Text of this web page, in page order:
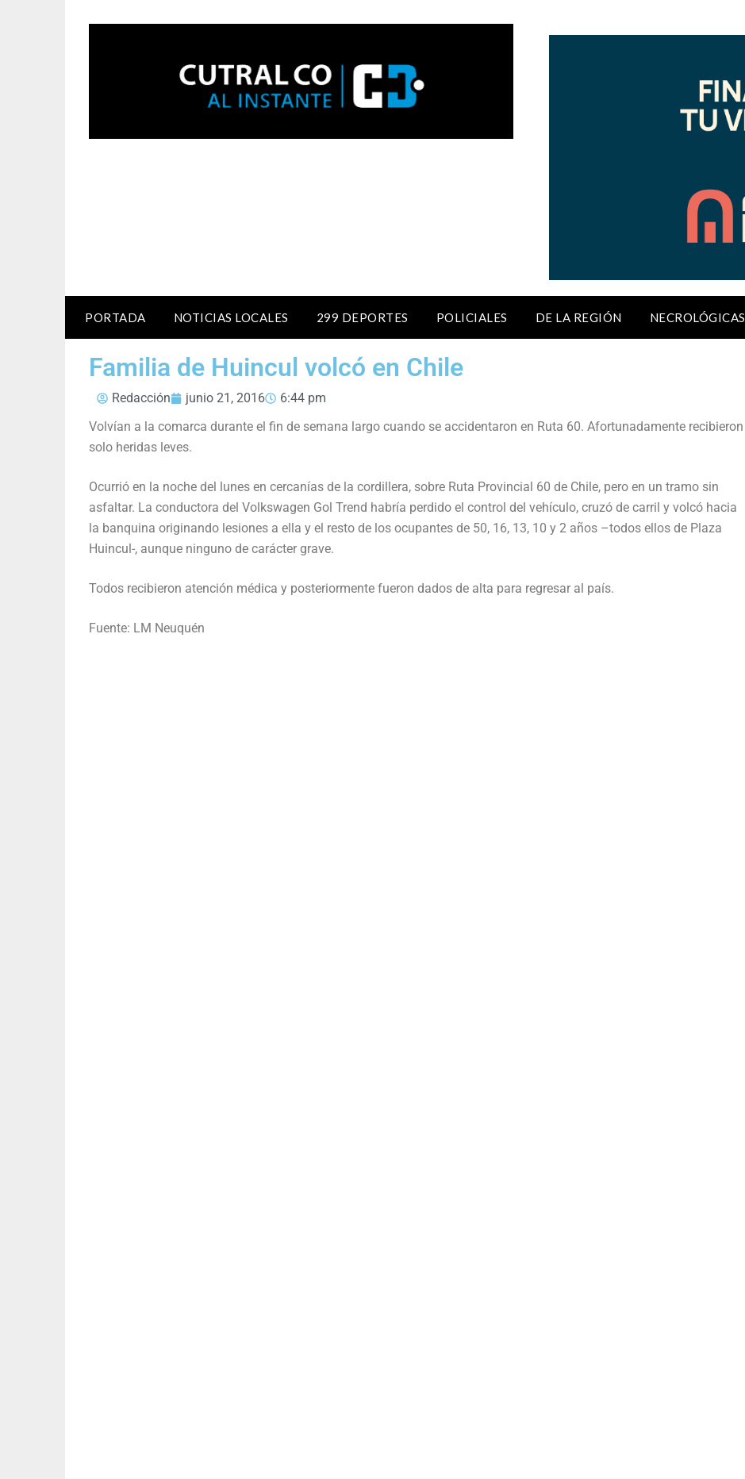
PORTADA NOTICIAS LOCALES 299 DEPORTES POLICIALES DE LA REGIÓN NECROLÓGICAS
Familia de Huincul volcó en Chile
Redacción junio 21, 2016
6:44 pm
Volvían a la comarca durante el fin de semana largo cuando se accidentaron en Ruta 60. Afortunadamente recibieron
solo heridas leves.
Ocurrió en la noche del lunes en cercanías de la cordillera, sobre Ruta Provincial 60 de Chile, pero en un tramo sin
asfaltar. La conductora del Volkswagen Gol Trend habría perdido el control del vehículo, cruzó de carril y volcó hacia
la banquina originando lesiones a ella y el resto de los ocupantes de 50, 16, 13, 10 y 2 años –todos ellos de Plaza
Huincul-, aunque ninguno de carácter grave.
Todos recibieron atención médica y posteriormente fueron dados de alta para regresar al país.
Fuente: LM Neuquén